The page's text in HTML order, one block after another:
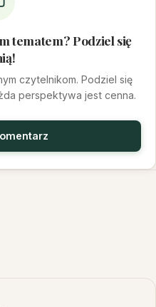
tematem? Podziel się
czytelnikom. Podziel się
perspektywa jest cenna.